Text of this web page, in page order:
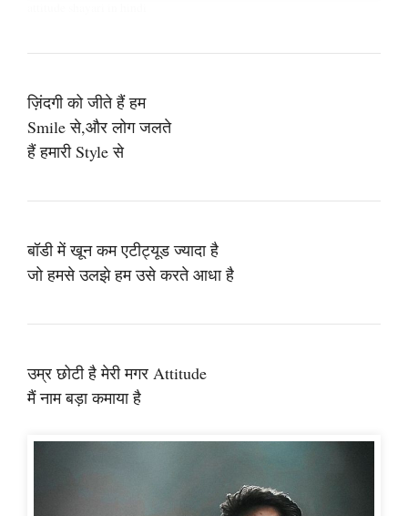
ज़िंदगी को जीते हैं हम
Smile से,और लोग जलते
हैं हमारी Style से
बॉडी में खून कम एटीट्यूड ज्यादा है
जो हमसे उलझे हम उसे करते आधा है
उम्र छोटी है मेरी मगर Attitude
मैं नाम बड़ा कमाया है